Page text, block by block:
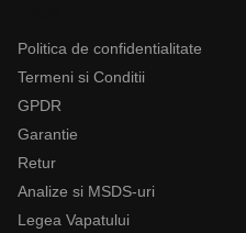
Politica de confidentialitate
Termeni si Conditii
GPDR
Garantie
Retur
Analize si MSDS-uri
Legea Vapatului